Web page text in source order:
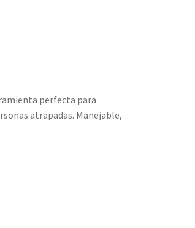
perfecta para
atrapadas. Manejable,